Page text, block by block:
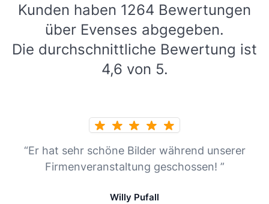
Kunden haben 1264 Bewertungen
über Evenses abgegeben.
Die durchschnittliche Bewertung ist
4,6 von 5.
“Er hat sehr schöne Bilder während unserer
Firmenveranstaltung geschossen! ”
Willy Pufall